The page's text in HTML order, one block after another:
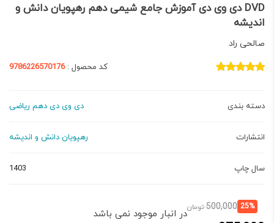
DVD دی وی دی آموزش جامع شیمی دهم رهپویان دانش و
اندیشه
صالحی راد
کد محصول :9786226570176
دسته بندی دی وی دی دهم ریاضی
انتشارات رهپویان دانش و اندیشه
سال چاپ 1403
25%
500,000 تومانقیمت
اصلی:
قیمت
فعلی:
در انبار موجود نمی باشد